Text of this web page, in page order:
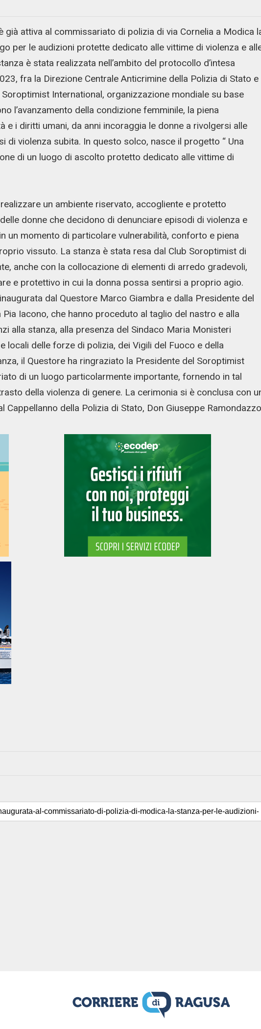
già attiva al commissariato di polizia di via Cornelia a Modica
per le audizioni protette dedicato alle vittime di violenza e
è stata realizzata nell’ambito del protocollo d’intesa
fra la Direzione Centrale Anticrimine della Polizia di Stato e
International, organizzazione mondiale su base
l’avanzamento della condizione femminile, la piena
e i diritti umani, da anni incoraggia le donne a rivolgersi alle
di violenza subita. In questo solco, nasce il progetto “ Una
di un luogo di ascolto protetto dedicato alle vittime di
un ambiente riservato, accogliente e protetto
donne che decidono di denunciare episodi di violenza e
un momento di particolare vulnerabilità, conforto e piena
vissuto. La stanza è stata resa dal Club Soroptimist di
anche con la collocazione di elementi di arredo gradevoli,
e protettivo in cui la donna possa sentirsi a proprio agio.
dal Questore Marco Giambra e dalla Presidente del
Iacono, che hanno proceduto al taglio del nastro e alla
alla stanza, alla presenza del Sindaco Maria Monisteri
locali delle forze di polizia, dei Vigili del Fuoco e della
il Questore ha ringraziato la Presidente del Soroptimist
di un luogo particolarmente importante, fornendo in tal
della violenza di genere. La cerimonia si è conclusa con
della Polizia di Stato, Don Giuseppe